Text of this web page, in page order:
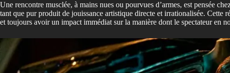
Une rencontre musclée, à mains nues ou pourvues d’armes, est pensée
tant que pur produit de jouissance artistique directe et irrationalisée. Cette
et toujours avoir un impact immédiat sur la manière dont le spectateur en